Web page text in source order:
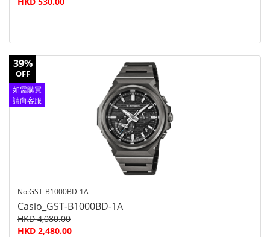
39%
OFF
如需購買
請向客服
No:GST-B1000BD-1A
Casio_GST-B1000BD-1A
HKD 4,080.00
HKD 2,480.00